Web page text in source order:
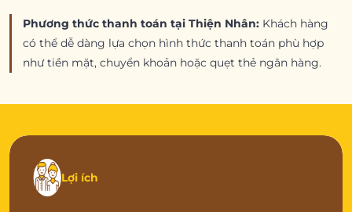
Phương thức thanh toán tại Thiện Nhân: Khách hàng
có thể dễ dàng lựa chọn hình thức thanh toán phù hợp
như tiền mặt, chuyển khoản hoặc quẹt thẻ ngân hàng.
Lợi ích